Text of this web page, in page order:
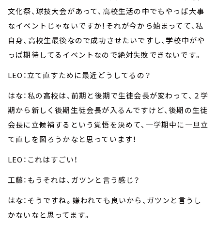
文化祭、球技大会があって、高校生活の中でもやっぱ大事
なイベントじゃないですか！それが今から始まってて、私
自身、高校生最後なので成功させたいですし、学校中がや
っぱ期待してるイベントなので絶対失敗できないです。
LEO：立て直すために最近どうしてるの？
はな：私の高校は、前期と後期で生徒会長が変わって、２学
期から新しく後期生徒会長が入るんですけど、後期の生徒
会長に立候補するという覚悟を決めて、一学期中に一旦立
て直しを図ろうかなと思っています！
LEO：これはすごい！
工藤：もうそれは、ガツンと言う感じ？
はな：そうですね。嫌われても良いから、ガツンと言うし
かないなと思ってます。